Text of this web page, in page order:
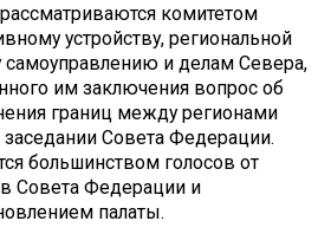
комитетом
устройству, региональной
самоуправлению и делам Севера,
им заключения вопрос об
границ между регионами
заседании Совета Федерации.
большинством голосов от
Совета Федерации и
палаты.